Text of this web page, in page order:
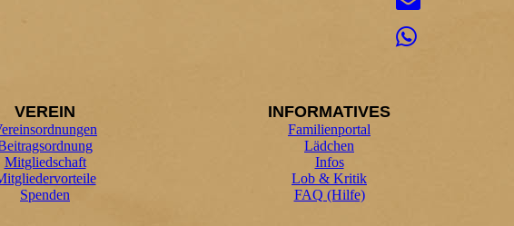
VEREIN
Mitgliedschaft
Spenden
INFORMATIVES
Familienportal
Lädchen
Infos
Lob & Kritik
FAQ (Hilfe)